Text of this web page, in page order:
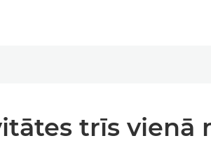
trīs vienā